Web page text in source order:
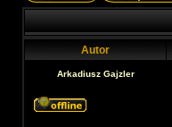
Autor
Arkadiusz Gajzler